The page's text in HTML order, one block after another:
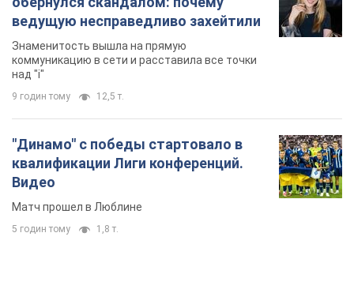
ведущую несправедливо захейтили
Знаменитость вышла на прямую
коммуникацию в сети и расставила все точки
над "i"
9 годин тому 12,5 т.
"Динамо" с победы стартовало в
квалификации Лиги конференций.
Видео
Матч прошел в Люблине
5 годин тому 1,8 т.